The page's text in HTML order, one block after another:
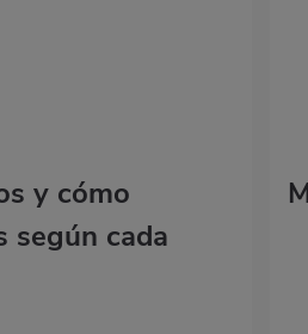
y cómo
según cada